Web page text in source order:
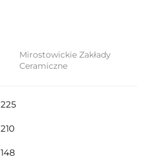
Mirostowickie Zakłady
Ceramiczne
225
210
148